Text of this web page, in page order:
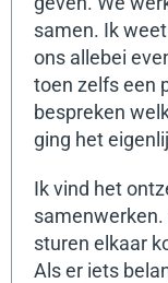
samen. Ik
ons allebei
toen zelfs een
bespreken
ging het
Ik vind het
samenwerken.
sturen elkaar
Als er iets